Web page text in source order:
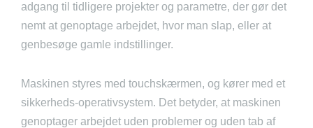
adgang til tidligere projekter og parametre, der gør det
nemt at genoptage arbejdet, hvor man slap, eller at
genbesøge gamle indstillinger.
Maskinen styres med touchskærmen, og kører med et
sikkerheds-operativsystem. Det betyder, at maskinen
genoptager arbejdet uden problemer og uden tab af